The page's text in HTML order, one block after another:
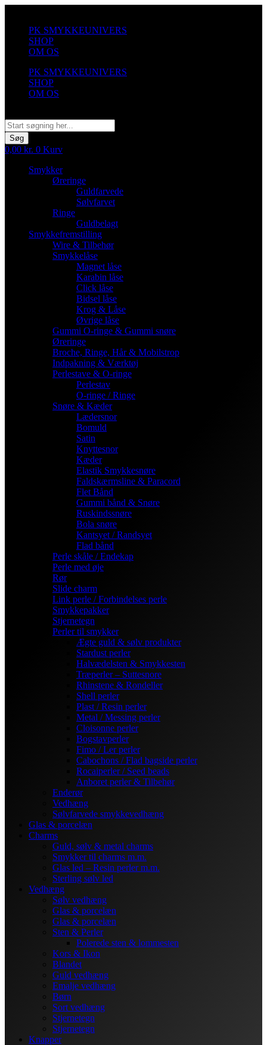
indholdPK SMYKKEUNIVERS
SHOP
OM OS
PK SMYKKEUNIVERS
SHOP
OM OS
Søg
0,00 kr. 0 Kurv
Smykker
Øreringe
Guldfarvede
Sølvfarvet
Ringe
Guldbelagt
Smykkefremstilling
Wire & Tilbehør
Smykkelåse
Magnet låse
Karabin låse
Click låse
Bidsel låse
Krog & Låse
Øvrige låse
Gummi O-ringe & Gummi snøre
Øreringe
Broche, Ringe, Hår & Mobilstrop
Indpakning & Værktøj
Perlestave & O-ringe
Perlestav
O-ringe / Ringe
Snøre & Kæder
Lædersnor
Bomuld
Satin
Knyttesnor
Kæder
Elastik Smykkesnøre
Faldskærmsline & Paracord
Flet Bånd
Gummi bånd & Snøre
Ruskindssnøre
Bola snøre
Kantsyet / Randsyet
Flad bånd
Perle skåle / Endekap
Perle med øje
Rør
Slide charm
Link perle / Forbindelses perle
Smykkepakker
Stjernetegn
Perler til smykker
Ægte guld & sølv produkter
Stardust perler
Halvædelsten & Smykkesten
Træperler – Suttesnore
Rhinstene & Rondeller
Shell perler
Plast / Resin perler
Metal / Messing perler
Cloisonne perler
Bogstavperler
Fimo / Ler perler
Cabochons / Flad bagside perler
Rocaiperler / Seed beads
Anboret perler & Tilbehør
Enderør
Vedhæng
Sølvfarvede smykkevedhæng
Glas & porcelæn
Charms
Guld, sølv & metal charms
Smykker til charms m.m.
Glas led – Resin perler m.m.
Sterling sølv led
Vedhæng
Sølv vedhæng
Glas & porcelæn
Glas & porcelæn
Sten & Perler
Polerede sten & lommesten
Kors & Ikon
Blandet
Guld vedhæng
Emalje vedhæng
Børn
Sort vedhæng
Stjernetegn
Stjernetegn
Knapper